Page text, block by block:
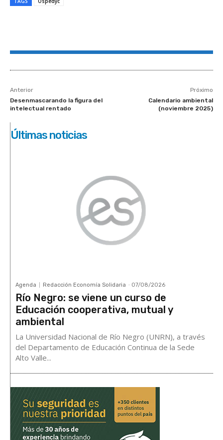
Anterior
Desenmascarando la figura del
intelectual rentado
Próximo
Calendario ambiental
(noviembre 2025)
Últimas noticias
Agenda Redacción Economía Solidaria - 07/08/2026
Río Negro: se viene un curso de
Educación cooperativa, mutual y
ambiental
La Universidad Nacional de Río Negro (UNRN), a través
del Departamento de Educación Continua de la Sede
Alto Valle...